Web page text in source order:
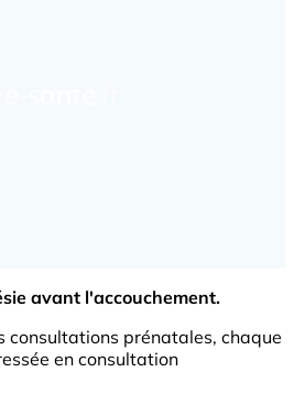
avant l'accouchement.
consultations prénatales, chaque
en consultation